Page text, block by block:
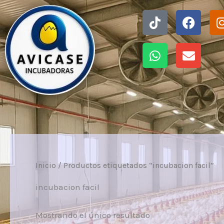
Ir
al
contenido
Tiktok
Whatsapp
Inicio / Productos etiquetados “incubacion facil”
incubacion facil
Mostrando el único resultado